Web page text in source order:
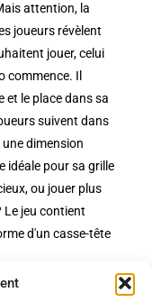
attention, la
joueurs révèlent
jouer, celui
commence. Il
et le place dans sa
suivent dans
une dimension
idéale pour sa grille
ou jouer plus
Le jeu contient
d'un casse-tête